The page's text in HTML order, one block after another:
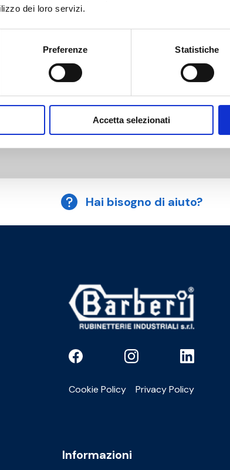
dei loro servizi.
Preferenze Statistiche
Accetta selezionati
G 1/2 M G 1/2 EK
G 3/8 M G 1/2 EK
G 1/2 M G 1/2 EK
Hai bisogno di aiuto?
Cookie Policy Privacy Policy
Informazioni